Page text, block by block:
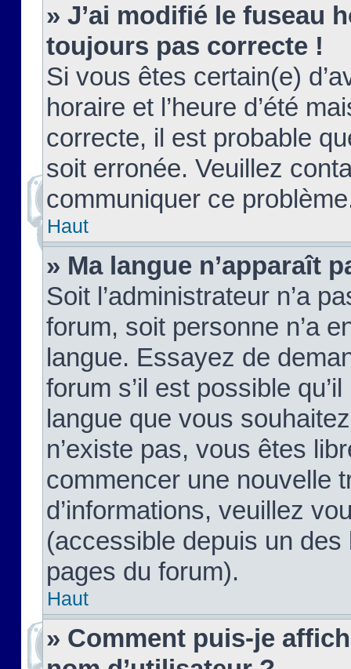
» J’ai modifié le fuseau
toujours pas correcte !
Si vous êtes certain(e)
horaire et l’heure d’été
correcte, il est probable
soit erronée. Veuillez
communiquer ce
Haut
» Ma langue n’apparaît
Soit l’administrateur n’a
forum, soit personne n’a
langue. Essayez de
forum s’il est possible
langue que vous
n’existe pas, vous êtes
commencer une nouvelle
d’informations, veuillez
(accessible depuis un
pages du forum).
Haut
» Comment puis-je